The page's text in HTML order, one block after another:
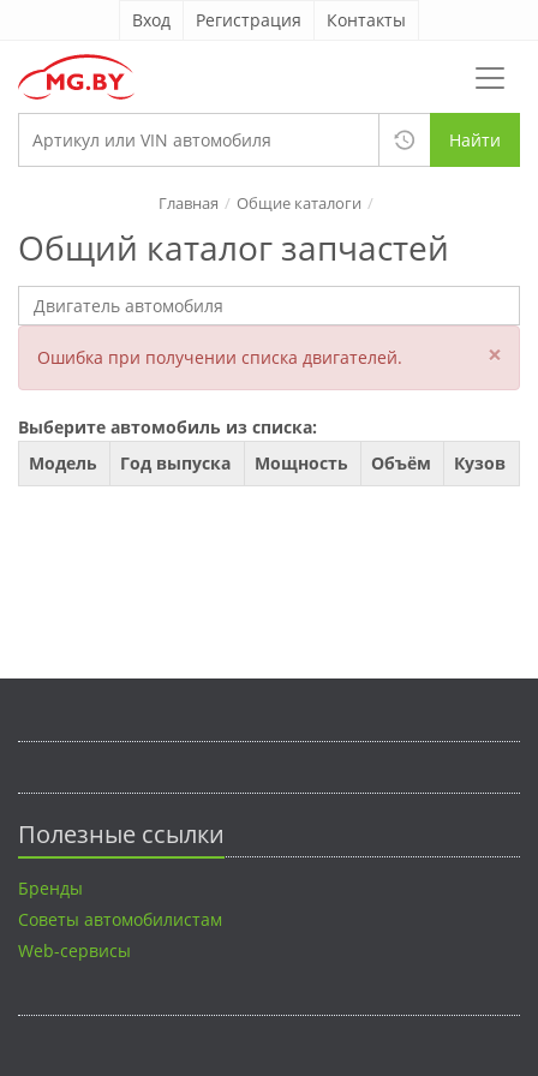
Вход Регистрация Контакты
Найти
Общий каталог запчастей
Главная Общие каталоги
Ошибка при получении списка двигателей. ×
Выберите автомобиль из списка:
Модель
Год выпуска Мощность Объём Кузов
Полезные ссылки
Бренды
Советы автомобилистам
Web-сервисы